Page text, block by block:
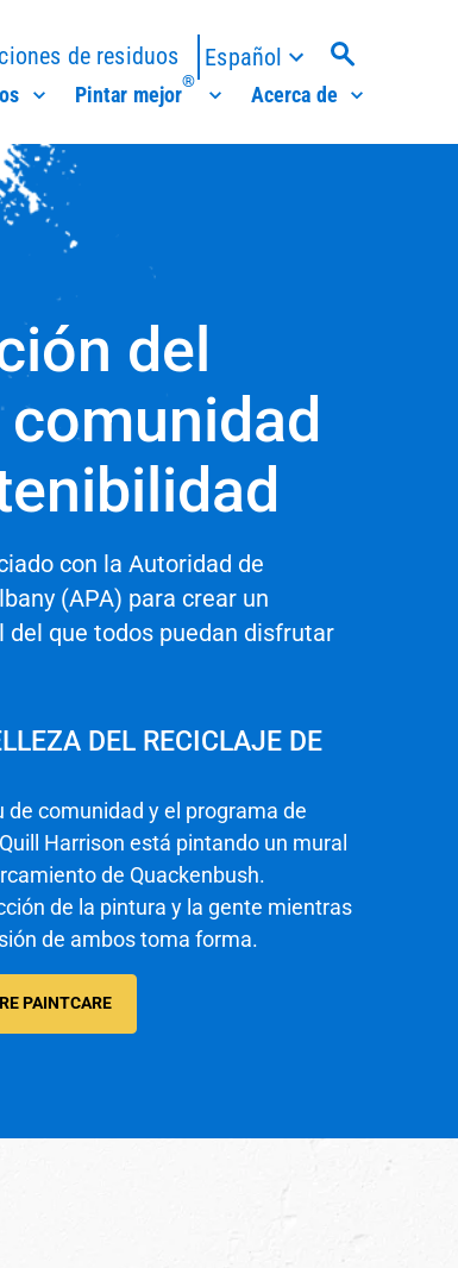
de residuos Español
Pintar mejor
®
Acerca de
del
con la Autoridad de
(APA) para crear un
que todos puedan disfrutar
DEL RECICLAJE DE
de comunidad y el programa de
Harrison está pintando un mural
de Quackenbush.
de la pintura y la gente mientras
de ambos toma forma.
PAINTCARE